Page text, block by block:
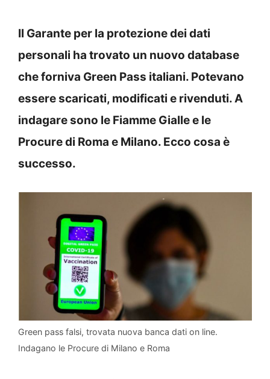
Il Garante per la protezione dei dati
personali ha trovato un nuovo database
che forniva Green Pass italiani. Potevano
essere scaricati, modificati e rivenduti. A
indagare sono le Fiamme Gialle e le
Procure di Roma e Milano. Ecco cosa è
successo.
Green pass falsi, trovata nuova banca dati on line.
Indagano le Procure di Milano e Roma